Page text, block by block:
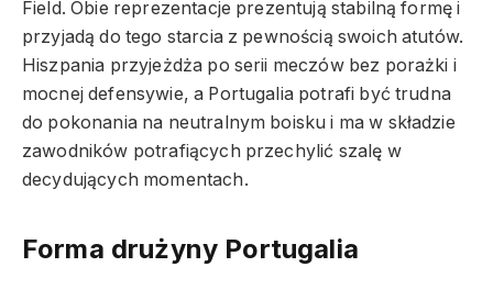
Field. Obie reprezentacje prezentują stabilną formę i
przyjadą do tego starcia z pewnością swoich atutów.
Hiszpania przyjeżdża po serii meczów bez porażki i
mocnej defensywie, a Portugalia potrafi być trudna
do pokonania na neutralnym boisku i ma w składzie
zawodników potrafiących przechylić szalę w
decydujących momentach.
Forma drużyny Portugalia